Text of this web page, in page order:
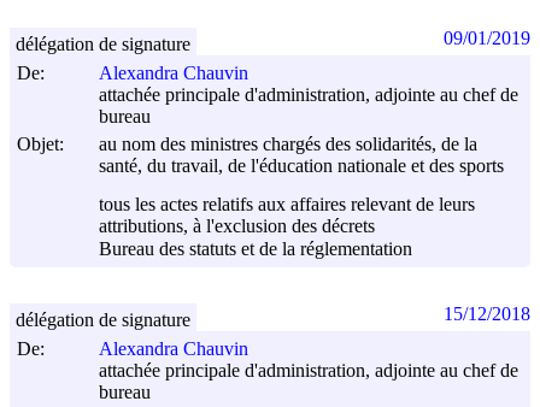
De:
Alexandra Chauvin
attachée principale d'administration, adjointe au chef de
bureau
Objet:
au nom des ministres chargés des solidarités, de la
santé, du travail, de l'éducation nationale et des sports
tous les actes relatifs aux affaires relevant de leurs
attributions, à l'exclusion des décrets
Bureau des statuts et de la réglementation
délégation de signature 09/01/2019
De:
Alexandra Chauvin
attachée principale d'administration, adjointe au chef de
bureau
délégation de signature 15/12/2018